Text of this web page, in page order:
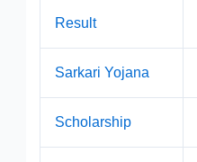
Result
Sarkari Yojana
Scholarship